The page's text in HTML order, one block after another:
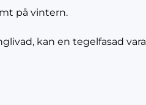
på vintern.
kan en tegelfasad vara